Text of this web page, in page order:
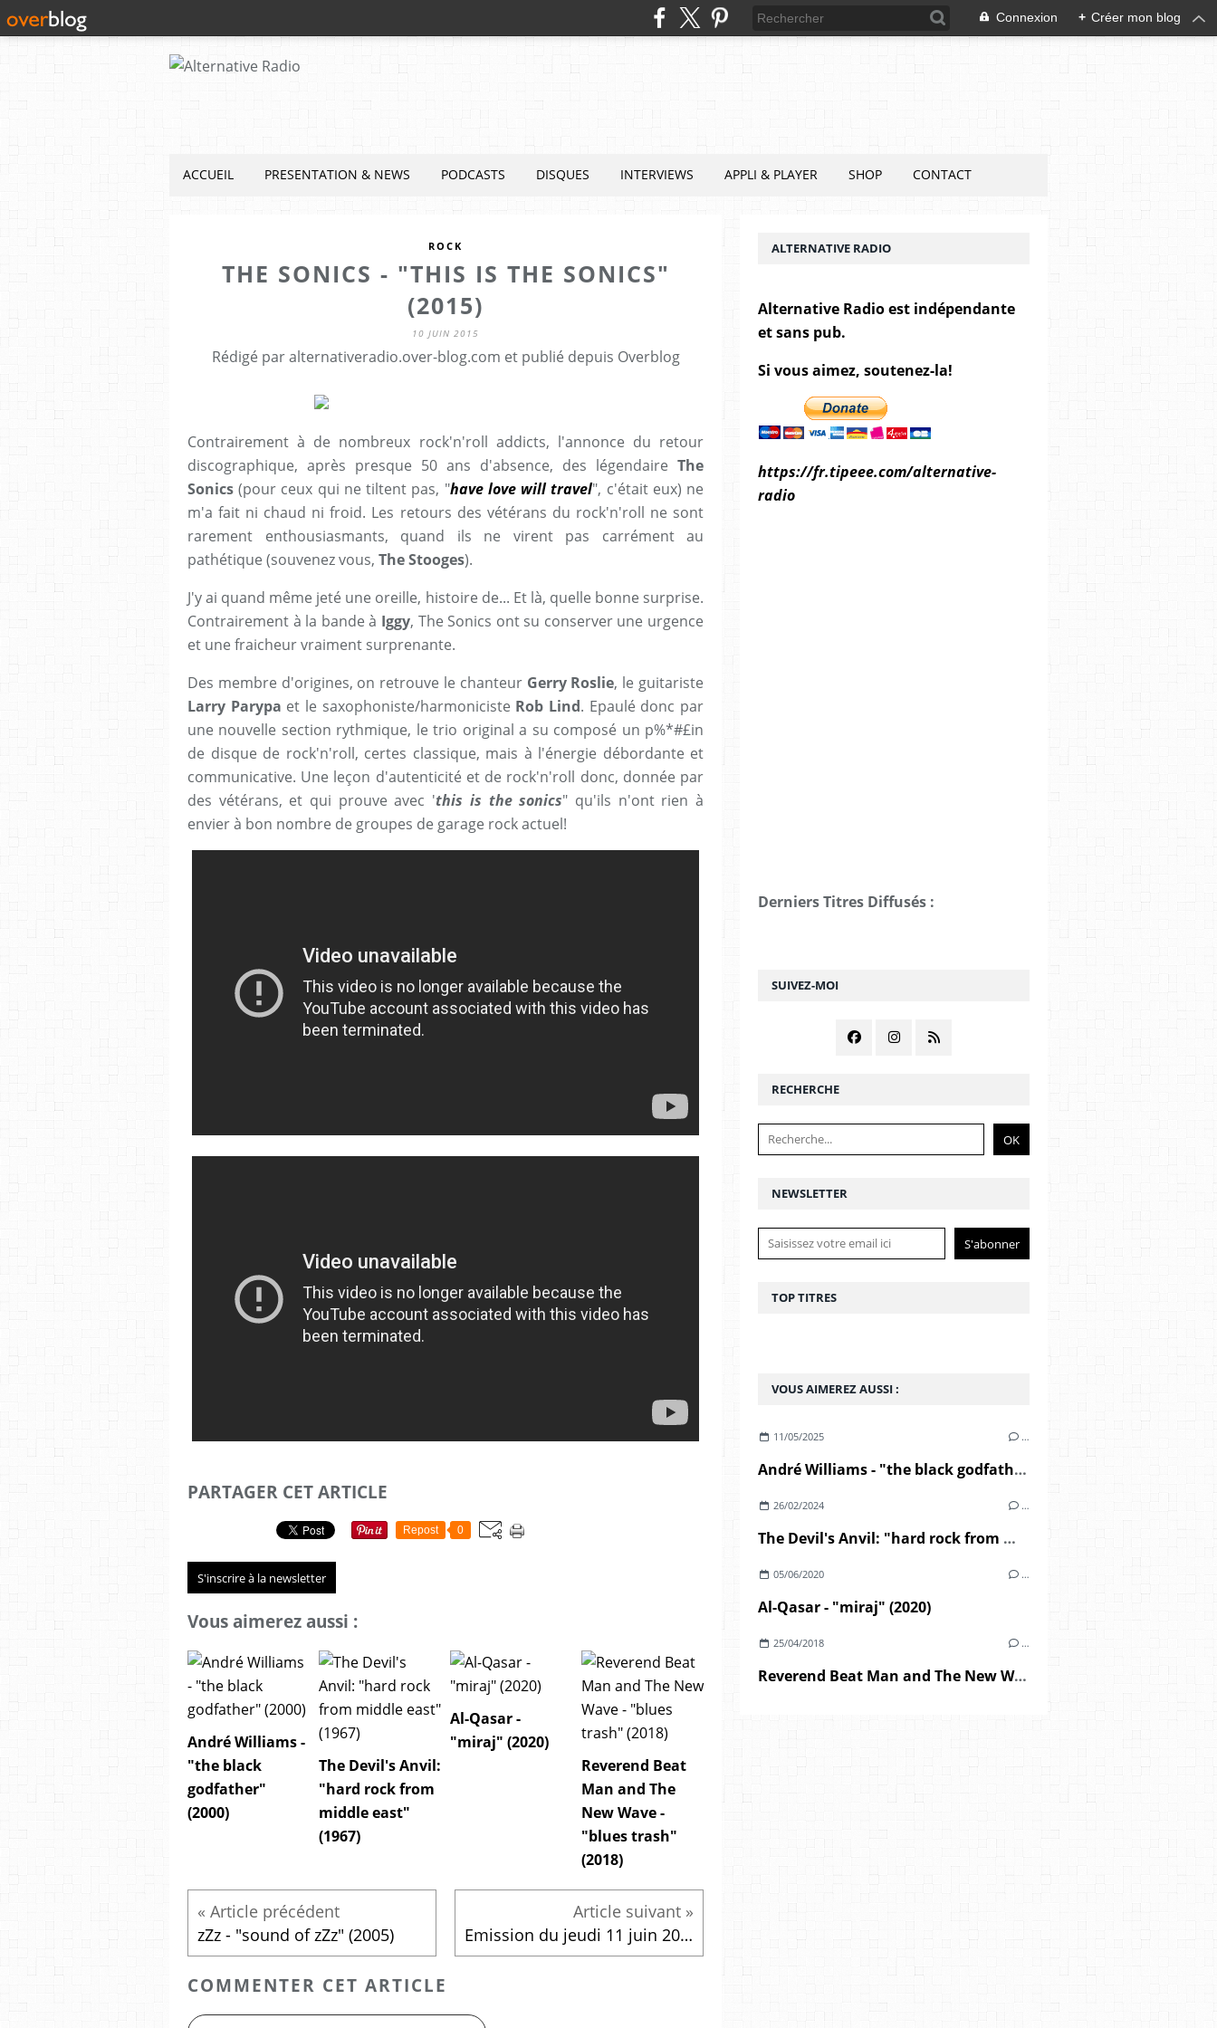
Connexion + Créer mon blog
ACCUEIL PRESENTATION & NEWS PODCASTS DISQUES INTERVIEWS APPLI & PLAYER SHOP CONTACT
ROCK
THE SONICS - "THIS IS THE SONICS"
(2015)
10 JUIN 2015
Rédigé par alternativeradio.over-blog.com et publié depuis Overblog
Contrairement à de nombreux rock'n'roll addicts, l'annonce du retour
discographique, après presque 50 ans d'absence, des légendaire The
Sonics(pour ceux qui ne tiltent pas, "have love will travel", c'était eux) ne
m'a fait ni chaud ni froid. Les retours des vétérans du rock'n'roll ne sont
rarement enthousiasmants, quand ils ne virent pas carrément au
pathétique (souvenez vous, The Stooges).
J'y ai quand même jeté une oreille, histoire de... Et là, quelle bonne surprise.
Contrairement à la bande à Iggy, The Sonics ont su conserver une urgence
et une fraicheur vraiment surprenante.
Des membre d'origines, on retrouve le chanteur Gerry Roslie, le guitariste
Larry Parypa et le saxophoniste/harmoniciste Rob Lind. Epaulé donc par
une nouvelle section rythmique, le trio original a su composé un p%*#£in
de disque de rock'n'roll, certes classique, mais à l'énergie débordante et
communicative. Une leçon d'autenticité et de rock'n'roll donc, donnée par
des vétérans, et qui prouve avec 'this is the sonics" qu'ils n'ont rien à
envier à bon nombre de groupes de garage rock actuel!
PARTAGER CET ARTICLE
Repost 0
S'inscrire à la newsletter
Vous aimerez aussi :
André Williams -
"the black
godfather"
(2000)
The Devil's Anvil:
"hard rock from
middle east"
(1967)
Al-Qasar -
"miraj" (2020)
Reverend Beat
Man and The
New Wave -
"blues trash"
(2018)
zZz - "sound of zZz" (2005) Emission du jeudi 11 juin 2015
COMMENTER CET ARTICLE
NEWSLETTER
SUIVEZ-MOI
RECHERCHE
VOUS AIMEREZ AUSSI :
11/05/2025 …
André Williams - "the black godfather" (2000)
26/02/2024 …
The Devil's Anvil: "hard rock from middle east" (1967)
05/06/2020 …
Al-Qasar - "miraj" (2020)
25/04/2018 …
Reverend Beat Man and The New Wave - "blues trash" (2018)
ALTERNATIVE RADIO
Alternative Radio est indépendante
et sans pub.
Si vous aimez, soutenez-la!
https://fr.tipeee.com/alternative-
radio
Derniers Titres Diffusés :
TOP TITRES